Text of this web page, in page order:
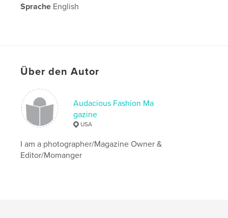
Sprache English
Über den Autor
Audacious Fashion Ma
gazine
USA
I am a photographer/Magazine Owner &
Editor/Momanger